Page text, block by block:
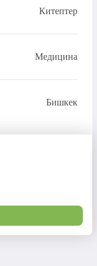
Китептер
Медицина
Бишкек